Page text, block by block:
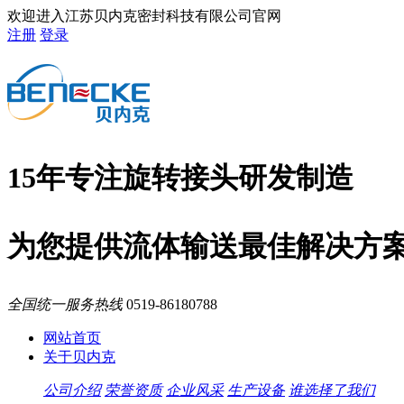
欢迎进入江苏贝内克密封科技有限公司官网
注册 登录
15年专注旋转接头研发制造
为您提供流体输送最佳解决方
全国统一服务热线0519-86180788
网站首页
关于贝内克
公司介绍 荣誉资质 企业风采 生产设备 谁选择了我们